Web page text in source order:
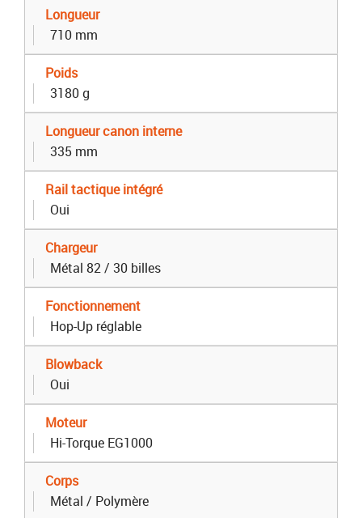
Longueur
710 mm
Poids
3180 g
Longueur canon interne
335 mm
Rail tactique intégré
Oui
Chargeur
Métal 82 / 30 billes
Fonctionnement
Hop-Up réglable
Blowback
Oui
Moteur
Hi-Torque EG1000
Corps
Métal / Polymère